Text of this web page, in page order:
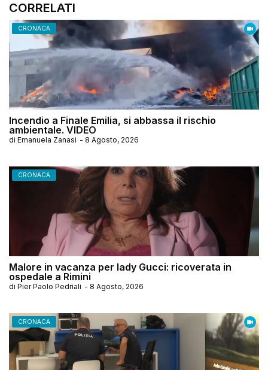
CORRELATI
CRONACA
Incendio a Finale Emilia, si abbassa il rischio
ambientale. VIDEO
di Emanuela Zanasi - 8 Agosto, 2026
CRONACA
Malore in vacanza per lady Gucci: ricoverata in
ospedale a Rimini
di Pier Paolo Pedriali - 8 Agosto, 2026
CRONACA